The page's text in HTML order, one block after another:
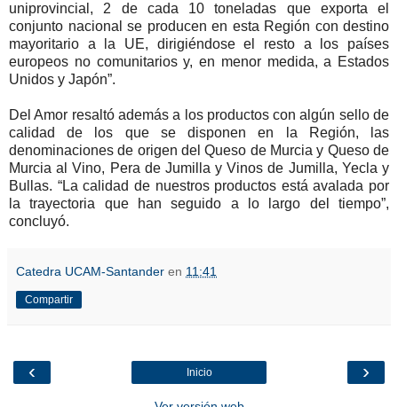
uniprovincial, 2 de cada 10 toneladas que exporta el
conjunto nacional se producen en esta Región con destino
mayoritario a la UE, dirigiéndose el resto a los países
europeos no comunitarios y, en menor medida, a Estados
Unidos y Japón”.
Del Amor resaltó además a los productos con algún sello de
calidad de los que se disponen en la Región, las
denominaciones de origen del Queso de Murcia y Queso de
Murcia al Vino, Pera de Jumilla y Vinos de Jumilla, Yecla y
Bullas. “La calidad de nuestros productos está avalada por
la trayectoria que han seguido a lo largo del tiempo”,
concluyó.
Catedra UCAM-Santander en 11:41
Compartir
‹ ›
Inicio